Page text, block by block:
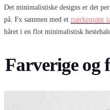
Det minimalistiske designs er det
på. Fx sammen med et mørkegrønt
håret i en flot minimalistisk
Farverige og